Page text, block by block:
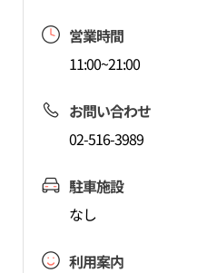
営業時間
11:00~21:00
お問い合わせ
02-516-3989
駐車施設
なし
利用案内